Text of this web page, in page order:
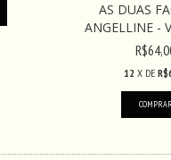
AS DUAS
ANGELLINE -
12 X DE